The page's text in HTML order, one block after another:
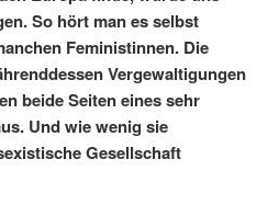
So hört man es selbst
Feministinnen. Die
Vergewaltigungen
beide Seiten eines sehr
Und wie wenig sie
Gesellschaft